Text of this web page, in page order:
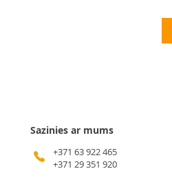
Sazinies ar mums
+371 63 922 465
+371 29 351 920